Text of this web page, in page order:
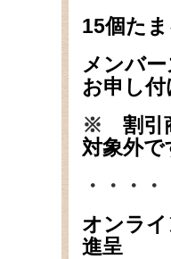
15個た
メンバ
お申し
※ 割引
対象外で
・・・
オンラ
進呈